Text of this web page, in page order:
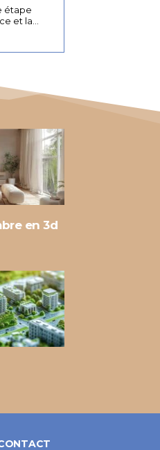
étape
et la...
en 3d